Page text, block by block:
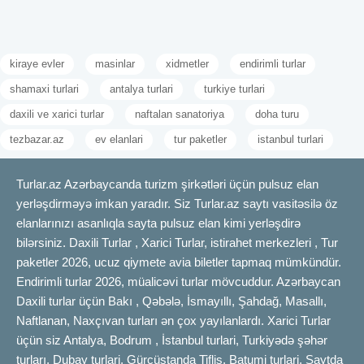
kiraye evler masinlar xidmetler endirimli turlar
shamaxi turlari antalya turlari turkiye turlari
daxili ve xarici turlar naftalan sanatoriya doha turu
tezbazar.az ev elanlari tur paketler istanbul turlari
Turlar.az Azərbaycanda turizm şirkətləri üçün pulsuz elan
yerləşdirməyə imkan yaradır. Siz Turlar.az saytı vasitəsilə öz
elanlarınızı asanlıqla sayta pulsuz elan kimi yerləşdirə
bilərsiniz. Daxili Turlar , Xarici Turlar, istirahet merkezleri , Tur
paketler 2026, ucuz qiymete avia biletler tapmaq mümkündür.
Endirimli turlar 2026, müalicəvi turlar mövcuddur. Azərbaycan
Daxili turlar üçün Bakı , Qəbələ, İsmayıllı, Şahdağ, Masallı,
Naftlanan, Naxçıvan turları ən çox yayılanlardı. Xarici Turlar
üçün siz Antalya, Bodrum , İstanbul turlari, Turkiyədə şəhər
turları, Dubay turlari, Gürcüstanda Tiflis, Batumi turlari. Saytda